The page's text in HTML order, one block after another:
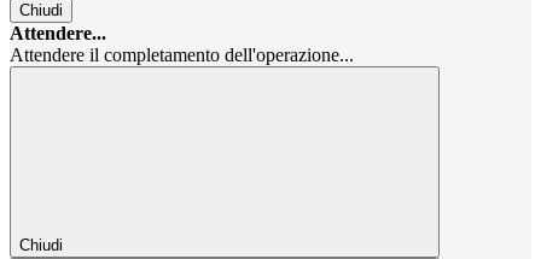
Chiudi
Attendere...
Attendere il completamento dell'operazione...
Chiudi